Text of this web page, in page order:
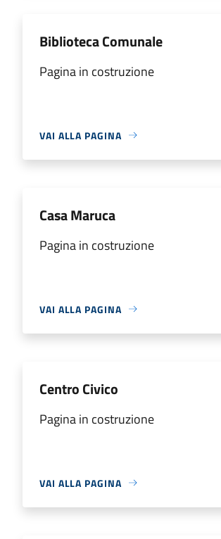
Biblioteca Comunale
Pagina in costruzione
VAI ALLA PAGINA
Casa Maruca
Pagina in costruzione
VAI ALLA PAGINA
Centro Civico
Pagina in costruzione
VAI ALLA PAGINA